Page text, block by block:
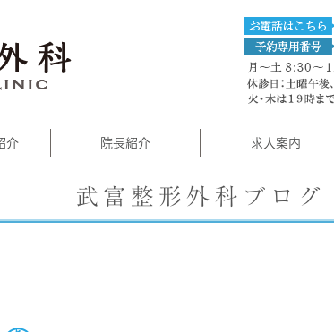
介 院長紹介 求人案内
武富整形外科ブログ